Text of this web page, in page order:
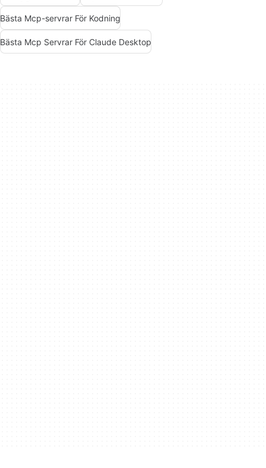
Bästa Mcp-servrar För Kodning
Bästa Mcp Servrar För Claude Desktop